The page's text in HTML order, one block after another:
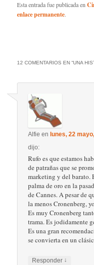
Esta entrada fue publicada en
enlace permanente.
12 COMENTARIOS EN “UNA
Alfie en lunes, 22
dijo:
Rufo es que estamos
de patrañas que se
marketing y del barato.
palma de oro en la
de Cannes. A pesar de
la menos Cronenberg,
Es muy Cronenberg
trama. Es jodidamente
Es una gran
se convierta en un
Responder ↓